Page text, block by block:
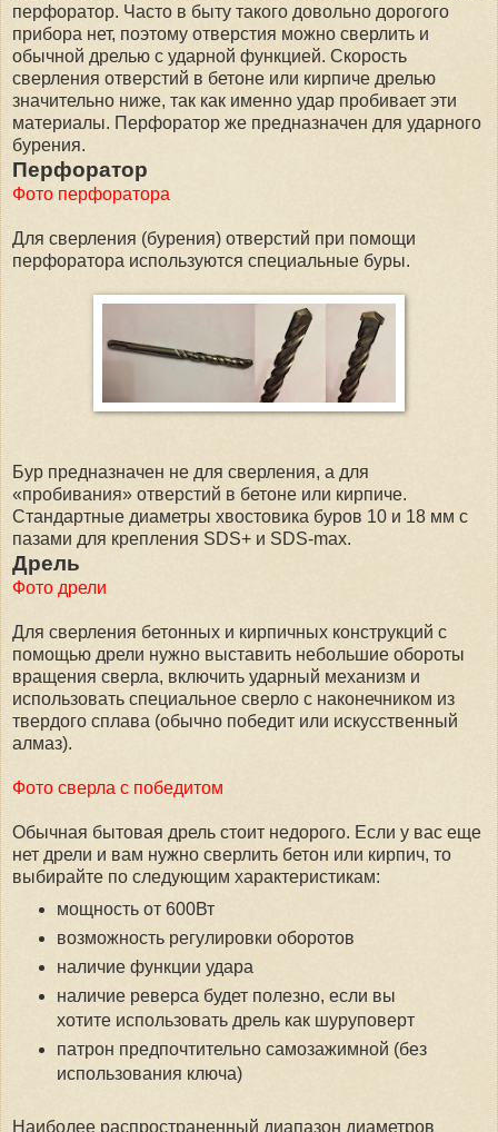
перфоратор. Часто в быту такого довольно дорогого
прибора нет, поэтому отверстия можно сверлить и
обычной дрелью с ударной функцией. Скорость
сверления отверстий в бетоне или кирпиче дрелью
значительно ниже, так как именно удар пробивает эти
материалы. Перфоратор же предназначен для ударного
бурения.
Перфоратор
Фото перфоратора
Для сверления (бурения) отверстий при помощи
перфоратора используются специальные буры.
Бур предназначен не для сверления, а для
«пробивания» отверстий в бетоне или кирпиче.
Стандартные диаметры хвостовика буров 10 и 18 мм с
пазами для крепления SDS+ и SDS-max.
Дрель
Фото дрели
Для сверления бетонных и кирпичных конструкций с
помощью дрели нужно выставить небольшие обороты
вращения сверла, включить ударный механизм и
использовать специальное сверло с наконечником из
твердого сплава (обычно победит или искусственный
алмаз).
Фото сверла с победитом
Обычная бытовая дрель стоит недорого. Если у вас еще
нет дрели и вам нужно сверлить бетон или кирпич, то
выбирайте по следующим характеристикам:
мощность от 600Вт
возможность регулировки оборотов
наличие функции удара
наличие реверса будет полезно, если вы
хотите использовать дрель как шуруповерт
патрон предпочтительно самозажимной (без
использования ключа)
Наиболее распространенный диапазон диаметров